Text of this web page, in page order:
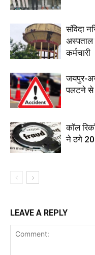
संविदा
अस्पताल
कर्मचारी
जयपुर-
पलटने से
कॉल
ने ठगे 20
LEAVE A REPLY